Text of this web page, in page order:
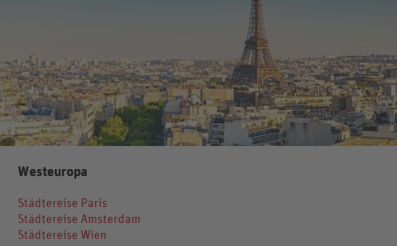
Westeuropa
Städtereise Paris
Städtereise Amsterdam
Städtereise Wien